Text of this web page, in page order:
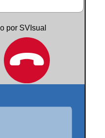
por SVIsual